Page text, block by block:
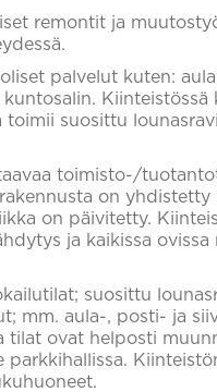
remontit ja
palvelut kuten:
Kiinteistössä
toimii suosittu
toimisto-/
on
on päivitetty.
ja kaikissa
suosittu
mm. aula-, posti- ja
ovat helposti
parkkihallissa.